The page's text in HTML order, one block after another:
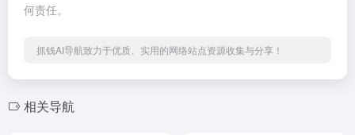
何责任。
抓钱AI导航致力于优质、实用的网络站点资源收集与分享！
相关导航